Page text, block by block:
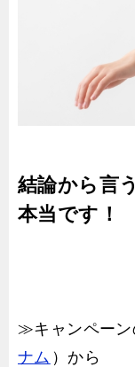
結論から言
本当です！
≫キャンペー
ナム ）から